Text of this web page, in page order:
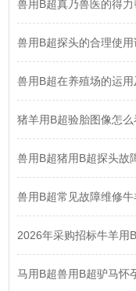
兽用B超真乃兽医的得力
兽用B超探头的合理使用
兽用B超在养殖场的运
猪羊用B超验胎图像怎
兽用B超猪用B超探头故
兽用B超常见故障维修
2026年采购招标牛羊用
马用B超兽用B超驴马怀